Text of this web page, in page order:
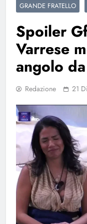
GRANDE FRATELLO
Spoiler
Varrese
angolo
Redazione 21